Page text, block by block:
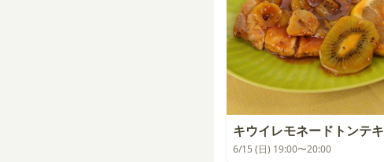
キウイレモネードトンテキ
6/15 (日) 19:00〜20:00